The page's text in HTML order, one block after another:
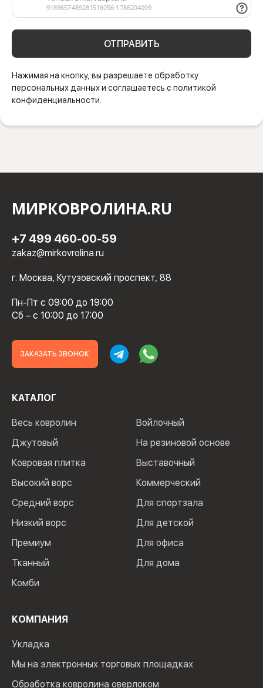
ОТПРАВИТЬ
Нажимая на кнопку, вы разрешаете обработку
персональных данных и соглашаетесь с политикой
конфиденциальности.
МИРКОВРОЛИНА.RU
+7 499 460-00-59
zakaz@mirkovrolina.ru
г. Москва, Кутузовский проспект, 88
Пн-Пт с 09:00 до 19:00
Сб – с 10:00 до 17:00
ЗАКАЗАТЬ ЗВОНОК
КАТАЛОГ
Весь ковролин
Джутовый
Ковровая плитка
Высокий ворс
Средний ворс
Низкий ворс
Премиум
Тканный
Комби
Войлочный
На резиновой основе
Выставочный
Коммерческий
Для спортзала
Для детской
Для офиса
Для дома
КОМПАНИЯ
Укладка
Мы на электронных торговых площадках
Обработка ковролина оверлоком